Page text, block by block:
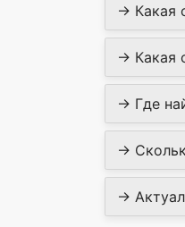
→ Какая
→ Какая
→ Где
→
→